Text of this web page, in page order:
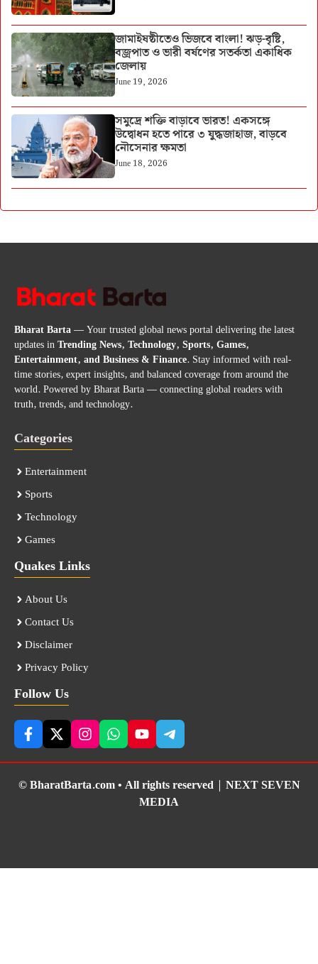
জামাইষষ্ঠীতেও ভিজবে বাংলা! ঝড়-বৃষ্টি,
বজ্রপাত ও ভারী বর্ষণের সতর্কতা একাধিক
জেলায়
June 19, 2026
সমুদ্রে শক্তি বাড়াবে ভারত! একসঙ্গে
উদ্বোধন হতে পারে ৩ যুদ্ধজাহাজ, বাড়বে
নৌসেনার ক্ষমতা
June 18, 2026
Bharat Barta— Your trusted global news portal delivering the latest
updates inTrending News, Technology, Sports, Games,
Entertainment, and Business & Finance. Stay informed with real-
time stories, expert insights, and balanced coverage from around the
world. Powered by Bharat Barta — connecting global readers with
truth, trends, and technology.
Categories
Entertainment
Sports
Technology
Games
Quakes Links
About Us
Contact Us
Disclaimer
Privacy Policy
Follow Us
© BharatBarta.com • All rights reserved | NEXT SEVEN
MEDIA